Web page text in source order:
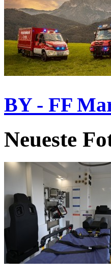
BY - FF
Neueste